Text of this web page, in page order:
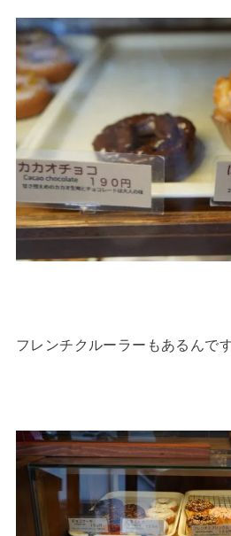
フレンチクルーラーもあるんで